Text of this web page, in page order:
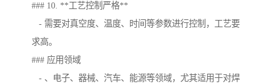
### 10. **工艺控制严格**
- 需要对真空度、温度、时间等参数进行控制，工艺要
求高。
### 应用领域
- 、电子、器械、汽车、能源等领域，尤其适用于对焊